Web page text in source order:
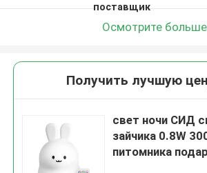
поставщик
Осмотрите больше
Получить лучшую
свет ночи СИД
зайчика 0.8W
питомника